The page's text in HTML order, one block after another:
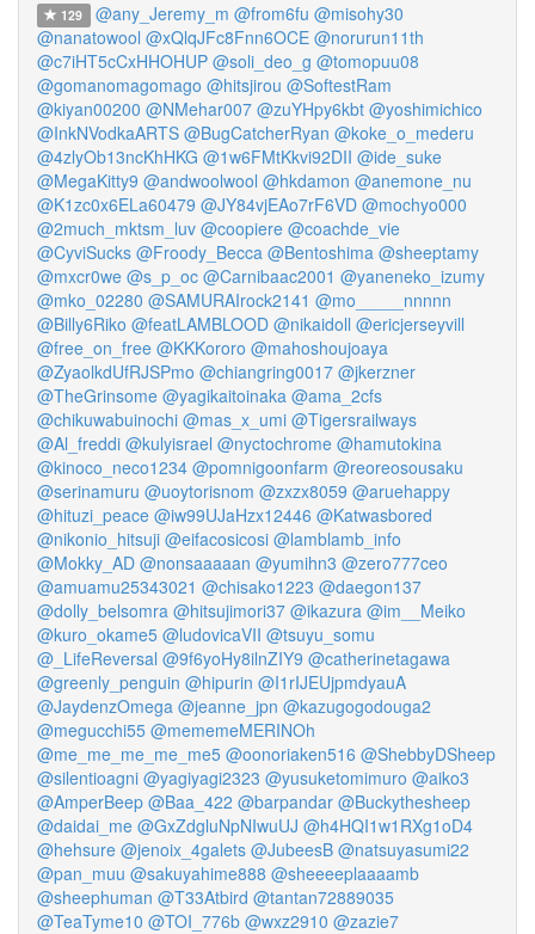
129 @any_Jeremy_m @from6fu @misohy30
@nanatowool @xQlqJFc8Fnn6OCE @norurun11th
@c7iHT5cCxHHOHUP @soli_deo_g @tomopuu08
@gomanomagomago @hitsjirou @SoftestRam
@kiyan00200 @NMehar007 @zuYHpy6kbt @yoshimichico
@InkNVodkaARTS @BugCatcherRyan @koke_o_mederu
@4zlyOb13ncKhHKG @1w6FMtKkvi92DII @ide_suke
@MegaKitty9 @andwoolwool @hkdamon @anemone_nu
@K1zc0x6ELa60479 @JY84vjEAo7rF6VD @mochyo000
@2much_mktsm_luv @coopiere @coachde_vie
@CyviSucks @Froody_Becca @Bentoshima @sheeptamy
@mxcr0we @s_p_oc @Carnibaac2001 @yaneneko_izumy
@mko_02280 @SAMURAIrock2141 @mo_____nnnnn
@Billy6Riko @featLAMBLOOD @nikaidoll @ericjerseyvill
@free_on_free @KKKororo @mahoshoujoaya
@ZyaolkdUfRJSPmo @chiangring0017 @jkerzner
@TheGrinsome @yagikaitoinaka @ama_2cfs
@chikuwabuinochi @mas_x_umi @Tigersrailways
@Al_freddi @kulyisrael @nyctochrome @hamutokina
@kinoco_neco1234 @pomnigoonfarm @reoreosousaku
@serinamuru @uoytorisnom @zxzx8059 @aruehappy
@hituzi_peace @iw99UJaHzx12446 @Katwasbored
@nikonio_hitsuji @eifacosicosi @lamblamb_info
@Mokky_AD @nonsaaaaan @yumihn3 @zero777ceo
@amuamu25343021 @chisako1223 @daegon137
@dolly_belsomra @hitsujimori37 @ikazura @im__Meiko
@kuro_okame5 @ludovicaVII @tsuyu_somu
@_LifeReversal @9f6yoHy8ilnZIY9 @catherinetagawa
@greenly_penguin @hipurin @I1rIJEUjpmdyauA
@JaydenzOmega @jeanne_jpn @kazugogodouga2
@megucchi55 @mememeMERINOh
@me_me_me_me_me5 @oonoriaken516 @ShebbyDSheep
@silentioagni @yagiyagi2323 @yusuketomimuro @aiko3
@AmperBeep @Baa_422 @barpandar @Buckythesheep
@daidai_me @GxZdgluNpNIwuUJ @h4HQI1w1RXg1oD4
@hehsure @jenoix_4galets @JubeesB @natsuyasumi22
@pan_muu @sakuyahime888 @sheeeeplaaaamb
@sheephuman @T33Atbird @tantan72889035
@TeaTyme10 @TOI_776b @wxz2910 @zazie7